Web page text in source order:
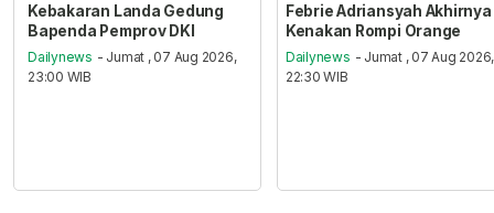
Kebakaran Landa Gedung
Bapenda Pemprov DKI
Dailynews - Jumat , 07 Aug 2026,
23:00 WIB
Febrie Adriansyah Akhirnya
Kenakan Rompi Orange
Dailynews - Jumat , 07 Aug 2026,
22:30 WIB